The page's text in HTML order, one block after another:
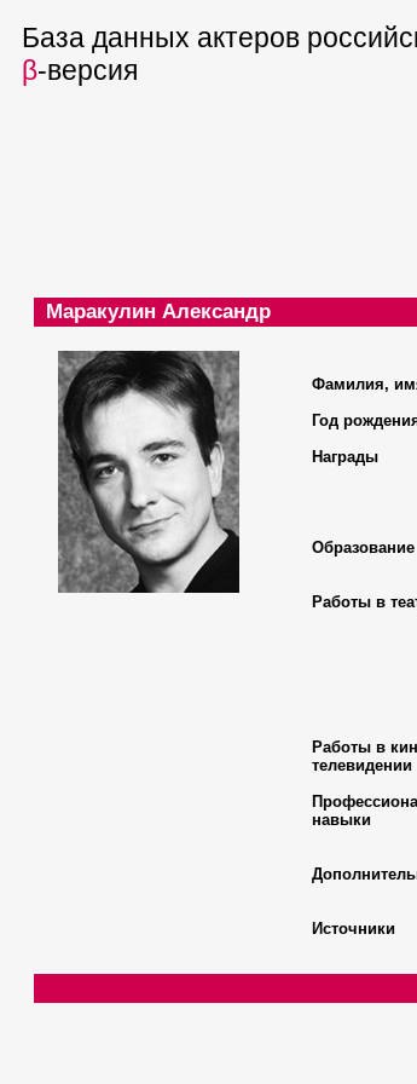
База данных актеров
β-версия
Маракулин Александр
Фамилия,
Год
Награды
Образование
Работы в
Работы в
телевидении
навыки
Источники